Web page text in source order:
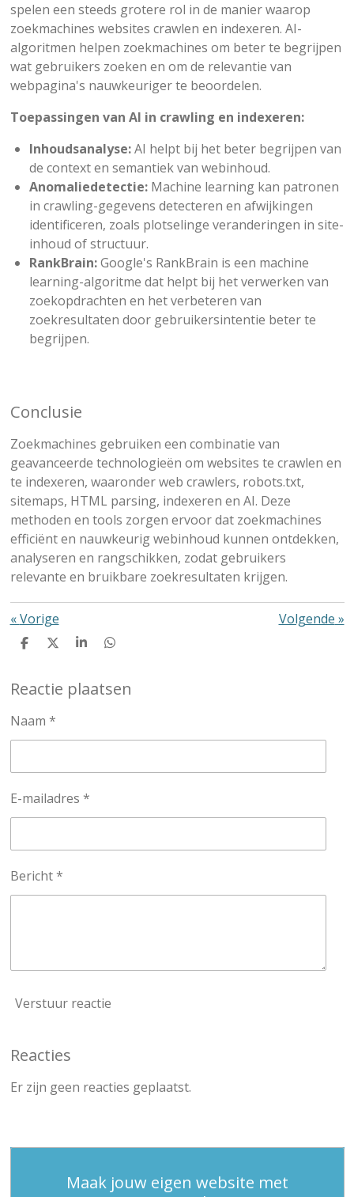
spelen een steeds grotere rol in de manier waarop
zoekmachines websites crawlen en indexeren. AI-
algoritmen helpen zoekmachines om beter te begrijpen
wat gebruikers zoeken en om de relevantie van
webpagina's nauwkeuriger te beoordelen.
Toepassingen van AI in crawling en indexeren:
Inhoudsanalyse:AI helpt bij het beter begrijpen van
de context en semantiek van webinhoud.
Anomaliedetectie:Machine learning kan patronen
in crawling-gegevens detecteren en afwijkingen
identificeren, zoals plotselinge veranderingen in site-
inhoud of structuur.
RankBrain:Google's RankBrain is een machine
learning-algoritme dat helpt bij het verwerken van
zoekopdrachten en het verbeteren van
zoekresultaten door gebruikersintentie beter te
begrijpen.
Conclusie
Zoekmachines gebruiken een combinatie van
geavanceerde technologieën om websites te crawlen en
te indexeren, waaronder web crawlers, robots.txt,
sitemaps, HTML parsing, indexeren en AI. Deze
methoden en tools zorgen ervoor dat zoekmachines
efficiënt en nauwkeurig webinhoud kunnen ontdekken,
analyseren en rangschikken, zodat gebruikers
relevante en bruikbare zoekresultaten krijgen.
«Vorige Volgende »
D
e
n
D
l
S
r
e
D
e
n
Reactie plaatsen
Naam *
E-mailadres *
Bericht *
Verstuur reactie
Reacties
Er zijn geen reacties geplaatst.
Maak jouw eigen website met